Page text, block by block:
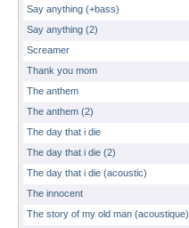
Say anything (+bass)
Say anything (2)
Screamer
Thank you mom
The anthem
The anthem (2)
The day that i die
The day that i die (2)
The day that i die (acoustic)
The innocent
The story of my old man (acoustique)